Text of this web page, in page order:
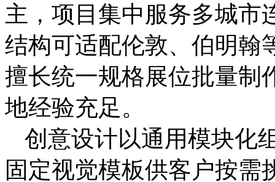
主，项目集中服务多城市
结构可适配伦敦、伯明翰
擅长统一规格展位批量制
地经验充足。
创意设计以通用模块化
固定视觉模板供客户按需